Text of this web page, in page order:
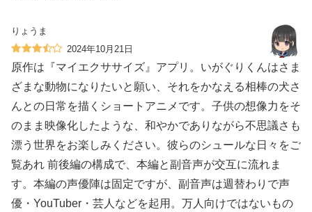
りょうま
2024年10月21日
原作は『マイエクササイズ』アプリ。いがぐりくんはさま
ざまな動物になりたいと願い、それをかなえる相棒の犬さ
んとの日常を描くショートアニメです。子供の想像力をそ
のまま映像化したような、和やかでありながら不思議さも
漂う世界をお楽しみください。彼らのシュールな日々をご
覧あれ 前後編の構成で、本編と副音声が交互に流れま
す。本編の声優陣は固定ですが、副音声は週替わりで声
優・YouTuber・芸人などを起用。万人向けではないもの